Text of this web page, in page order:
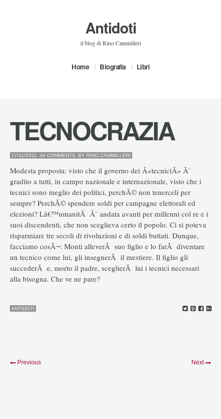
Antidoti
il blog di Rino Cammilleri
Home Biografia Libri
TECNOCRAZIA
17/11/2011 34 COMMENTS BY RINO.CAMMILLERI
Modesta proposta: visto che il governo dei Â«tecniciÂ» Ã¨
gradito a tutti, in campo nazionale e internazionale, visto che i
tecnici sono meglio dei politici, perchÃ© non tenerceli per
sempre? PerchÃ© spendere soldi per campagne elettorali ed
elezioni? Lâ€™umanitÃ Ã¨ andata avanti per millenni col re e i
suoi discendenti, che non sceglieva certo il popolo. Ci si poteva
risparmiare tre secoli di rivoluzioni e di soldi buttati. Dunque,
facciamo cosÃ¬: Monti alleverÃ suo figlio e lo farÃ diventare
un tecnico come lui, gli insegnerÃ il mestiere. Il figlio gli
succederÃ e, morto il padre, sceglierÃ lui i tecnici necessari
alla bisogna. Che ve ne pare?
ANTIDOTI
Previous Next